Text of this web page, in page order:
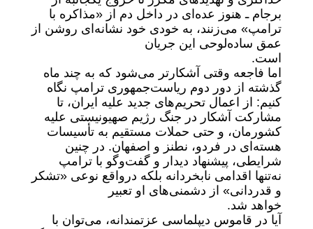
برجام ـ هنوز عده‌ای در داخل دم از «مذاکره با
ترامپ» می‌زنند، به‌ خودی خود نشانه‌ای روشن از
عمق ساده‌لوحی این جریان
است.
اما فاجعه وقتی آشکارتر می‌شود که به چند ماه
گذشته از دور دوم ریاست‌جمهوری ترامپ نگاه
کنیم: از اعمال تحریم‌های جدید علیه ایران، تا
مشارکت آشکار در جنگ رژیم صهیونیستی علیه
کشورمان، و حتی حملات مستقیم به تأسیسات
هسته‌ای در فردو، نطنز و اصفهان. در چنین
شرایطی، پیشنهاد دیدار و گفت‌وگو با ترامپ
نه‌تنها اقدامی نابخردانه بلکه درواقع نوعی «تشکر
و قدردانی» از دشمنی‌های او تعبیر
خواهد شد.
آیا در قاموس دیپلماسی عزتمندانه، می‌توان با